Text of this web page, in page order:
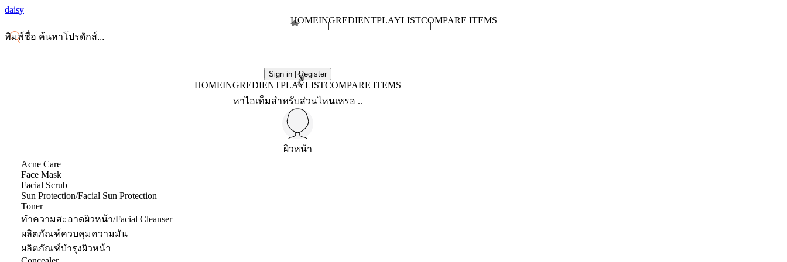
daisy
HOMEINGREDIENTPLAYLISTCOMPARE ITEMS
Sign in | Register
X
HOMEINGREDIENTPLAYLISTCOMPARE ITEMS
หาไอเท็มสำหรับส่วนไหนเหรอ ..
ผิวหน้า
Acne Care
Face Mask
Facial Scrub
Sun Protection/Facial Sun Protection
Toner
ทำความสะอาดผิวหน้า/Facial Cleanser
ผลิตภัณฑ์ควบคุมความมัน
ผลิตภัณฑ์บำรุงผิวหน้า